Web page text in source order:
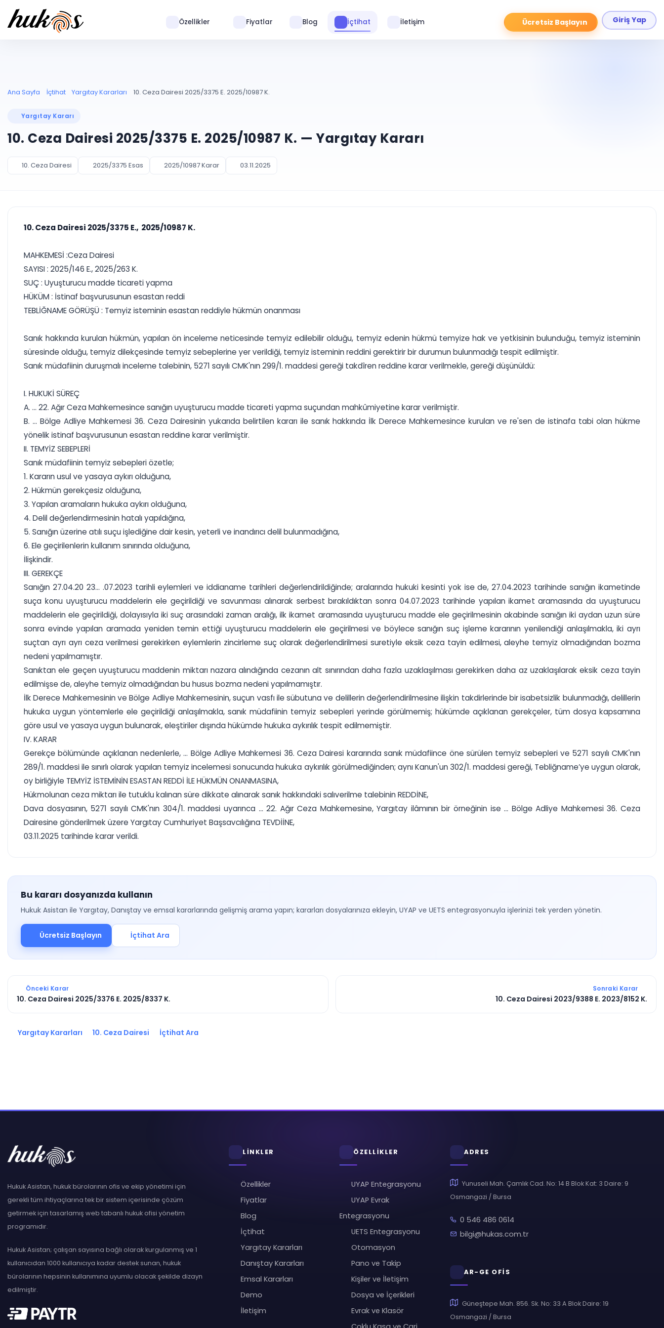
Ücretsiz Başlayın Giriş Yap
Özellikler Fiyatlar Blog İçtihat İletişim
Ana Sayfa İçtihat Yargıtay Kararları 10. Ceza Dairesi 2025/3375 E. 2025/10987 K.
Yargıtay Kararı
10. Ceza Dairesi 2025/3375 E. 2025/10987 K. — Yargıtay Kararı
10. Ceza Dairesi 2025/3375 Esas 2025/10987 Karar 03.11.2025
10. Ceza Dairesi 2025/3375 E., 2025/10987 K.
MAHKEMESİ :Ceza Dairesi
SAYISI : 2025/146 E., 2025/263 K.
SUÇ : Uyuşturucu madde ticareti yapma
HÜKÜM : İstinaf başvurusunun esastan reddi
TEBLİĞNAME GÖRÜŞÜ : Temyiz isteminin esastan reddiyle hükmün onanması
Sanık hakkında kurulan hükmün, yapılan ön inceleme neticesinde temyiz edilebilir olduğu, temyiz edenin hükmü temyize hak ve yetkisinin bulunduğu, temyiz isteminin
süresinde olduğu, temyiz dilekçesinde temyiz sebeplerine yer verildiği, temyiz isteminin reddini gerektirir bir durumun bulunmadığı tespit edilmiştir.
Sanık müdafiinin duruşmalı inceleme talebinin, 5271 sayılı CMK'nın 299/1. maddesi gereği takdîren reddine karar verilmekle, gereği düşünüldü:
I. HUKUKİ SÜREÇ
A. ... 22. Ağır Ceza Mahkemesince sanığın uyuşturucu madde ticareti yapma suçundan mahkûmiyetine karar verilmiştir.
B. ... Bölge Adliye Mahkemesi 36. Ceza Dairesinin yukarıda belirtilen kararı ile sanık hakkında İlk Derece Mahkemesince kurulan ve re'sen de istinafa tabi olan hükme
yönelik istinaf başvurusunun esastan reddine karar verilmiştir.
II. TEMYİZ SEBEPLERİ
Sanık müdafiinin temyiz sebepleri özetle;
1. Kararın usul ve yasaya aykırı olduğuna,
2. Hükmün gerekçesiz olduğuna,
3. Yapılan aramaların hukuka aykırı olduğuna,
4. Delil değerlendirmesinin hatalı yapıldığına,
5. Sanığın üzerine atılı suçu işlediğine dair kesin, yeterli ve inandırıcı delil bulunmadığına,
6. Ele geçirilenlerin kullanım sınırında olduğuna,
İlişkindir.
III. GEREKÇE
Sanığın 27.04.20 23... .07.2023 tarihli eylemleri ve iddianame tarihleri değerlendirildiğinde; aralarında hukuki kesinti yok ise de, 27.04.2023 tarihinde sanığın ikametinde
suça konu uyuşturucu maddelerin ele geçirildiği ve savunması alınarak serbest bırakıldıktan sonra 04.07.2023 tarihinde yapılan ikamet aramasında da uyuşturucu
maddelerin ele geçirildiği, dolayısıyla iki suç arasındaki zaman aralığı, ilk ikamet aramasında uyuşturucu madde ele geçirilmesinin akabinde sanığın iki aydan uzun süre
sonra evinde yapılan aramada yeniden temin ettiği uyuşturucu maddelerin ele geçirilmesi ve böylece sanığın suç işleme kararının yenilendiği anlaşılmakla, iki ayrı
suçtan ayrı ayrı ceza verilmesi gerekirken eylemlerin zincirleme suç olarak değerlendirilmesi suretiyle eksik ceza tayin edilmesi, aleyhe temyiz olmadığından bozma
nedeni yapılmamıştır.
Sanıktan ele geçen uyuşturucu maddenin miktarı nazara alındığında cezanın alt sınırından daha fazla uzaklaşılması gerekirken daha az uzaklaşılarak eksik ceza tayin
edilmişse de, aleyhe temyiz olmadığından bu husus bozma nedeni yapılmamıştır.
İlk Derece Mahkemesinin ve Bölge Adliye Mahkemesinin, suçun vasfı ile sübutuna ve delillerin değerlendirilmesine ilişkin takdirlerinde bir isabetsizlik bulunmadığı, delillerin
hukuka uygun yöntemlerle ele geçirildiği anlaşılmakla, sanık müdafiinin temyiz sebepleri yerinde görülmemiş; hükümde açıklanan gerekçeler, tüm dosya kapsamına
göre usul ve yasaya uygun bulunarak, eleştiriler dışında hükümde hukuka aykırılık tespit edilmemiştir.
IV. KARAR
Gerekçe bölümünde açıklanan nedenlerle, ... Bölge Adliye Mahkemesi 36. Ceza Dairesi kararında sanık müdafiince öne sürülen temyiz sebepleri ve 5271 sayılı CMK'nın
289/1. maddesi ile sınırlı olarak yapılan temyiz incelemesi sonucunda hukuka aykırılık görülmediğinden; aynı Kanun'un 302/1. maddesi gereği, Tebliğname’ye uygun olarak,
oy birliğiyle TEMYİZ İSTEMİNİN ESASTAN REDDİ İLE HÜKMÜN ONANMASINA,
Hükmolunan ceza miktarı ile tutuklu kalınan süre dikkate alınarak sanık hakkındaki salıverilme talebinin REDDİNE,
Dava dosyasının, 5271 sayılı CMK'nın 304/1. maddesi uyarınca ... 22. Ağır Ceza Mahkemesine, Yargıtay ilâmının bir örneğinin ise ... Bölge Adliye Mahkemesi 36. Ceza
Dairesine gönderilmek üzere Yargıtay Cumhuriyet Başsavcılığına TEVDİİNE,
03.11.2025 tarihinde karar verildi.
Bu kararı dosyanızda kullanın
Hukuk Asistan ile Yargıtay, Danıştay ve emsal kararlarında gelişmiş arama yapın; kararları dosyalarınıza ekleyin, UYAP ve UETS entegrasyonuyla işlerinizi tek yerden yönetin.
Ücretsiz Başlayın İçtihat Ara
Önceki Karar
10. Ceza Dairesi 2025/3376 E. 2025/8337 K.
Sonraki Karar
10. Ceza Dairesi 2023/9388 E. 2023/8152 K.
Yargıtay Kararları 10. Ceza Dairesi İçtihat Ara
Hukuk Asistan, hukuk bürolarının ofis ve ekip yönetimi için
gerekli tüm ihtiyaçlarına tek bir sistem içerisinde çözüm
getirmek için tasarlamış web tabanlı hukuk ofisi yönetim
programıdır.
Hukuk Asistan; çalışan sayısına bağlı olarak kurgulanmış ve 1
kullanıcıdan 1000 kullanıcıya kadar destek sunan, hukuk
bürolarının hepsinin kullanımına uyumlu olacak şekilde dizayn
edilmiştir.
LİNKLER
Özellikler
Fiyatlar
Blog
İçtihat
Yargıtay Kararları
Danıştay Kararları
Emsal Kararları
Demo
İletişim
ÖZELLİKLER
UYAP Entegrasyonu
UYAP Evrak
Entegrasyonu
UETS Entegrasyonu
Otomasyon
Pano ve Takip
Kişiler ve İletişim
Dosya ve İçerikleri
Evrak ve Klasör
ADRES
Yunuseli Mah. Çamlık Cad. No: 14 B Blok Kat: 3 Daire: 9
Osmangazi / Bursa
0 546 486 0614
bilgi@hukas.com.tr
AR-GE OFİS
Güneştepe Mah. 856. Sk. No: 33 A Blok Daire: 19
Osmangazi / Bursa